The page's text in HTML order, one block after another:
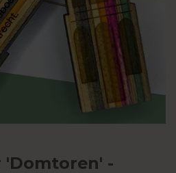
'Domtoren' -